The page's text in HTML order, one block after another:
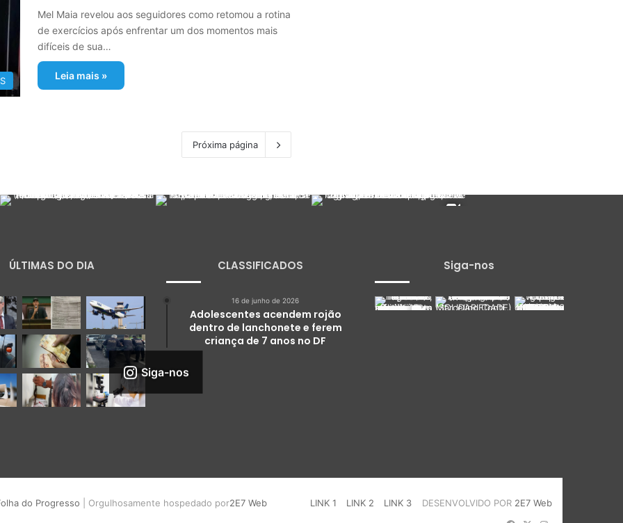
Mel Maia revelou aos seguidores como retomou a rotina
de exercícios após enfrentar um dos momentos mais
difíceis de sua…
Leia mais »
Próxima página
Siga-nos
ÚLTIMAS DO DIA CLASSIFICADOS
16 de junho de 2026
Adolescentes acendem rojão
dentro de lanchonete e ferem
criança de 7 anos no DF
Siga-nos
do Progresso | Orgulhosamente hospedado por2E7 Web DESENVOLVIDO POR 2E7 Web
LINK 1 LINK 2
LINK 3